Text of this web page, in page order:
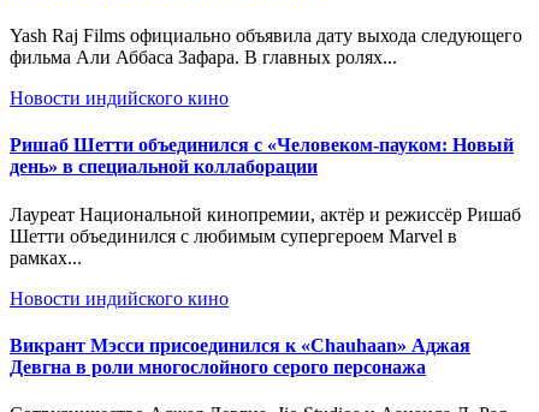
Yash Raj Films официально объявила дату выхода следующего
фильма Али Аббаса Зафара. В главных ролях...
Новости индийского кино
Ришаб Шетти объединился с «Человеком-пауком: Новый
день» в специальной коллаборации
Лауреат Национальной кинопремии, актёр и режиссёр Ришаб
Шетти объединился с любимым супергероем Marvel в
рамках...
Новости индийского кино
Викрант Мэсси присоединился к «Chauhaan» Аджая
Девгна в роли многослойного серого персонажа